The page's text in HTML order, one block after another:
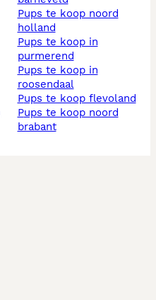
pups te koop noord
holland
pups te koop in
purmerend
pups te koop in
roosendaal
pups te koop flevoland
pups te koop noord
brabant